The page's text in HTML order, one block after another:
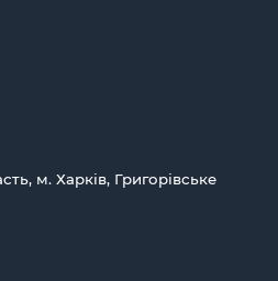
м. Харків, Григорівське